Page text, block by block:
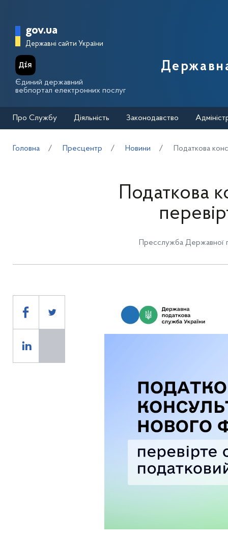
Головна сторінка Державної
gov.ua
Державні сайти України
Єдиний державний
вебпортал електронних послуг
Про Службу Діяльність Законодавство
Головна Пресцентр Новини Податкова
Податкова
Пресслужба Державної